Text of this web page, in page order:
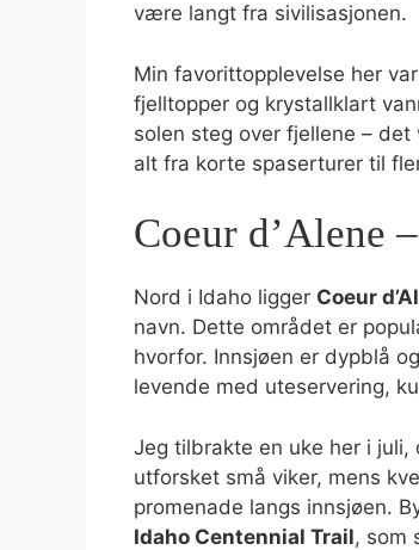
være langt fra sivilisasjonen.
Min favorittopplevelse her
fjelltopper og krystallklart
solen steg over fjellene –
alt fra korte spaserturer til
Coeur d’Alene
Nord i Idaho ligger Coeur
navn. Dette området er
hvorfor. Innsjøen er dypblå
levende med uteservering,
Jeg tilbrakte en uke her i
utforsket små viker, mens
promenade langs innsjøen.
Idaho Centennial Trail, som